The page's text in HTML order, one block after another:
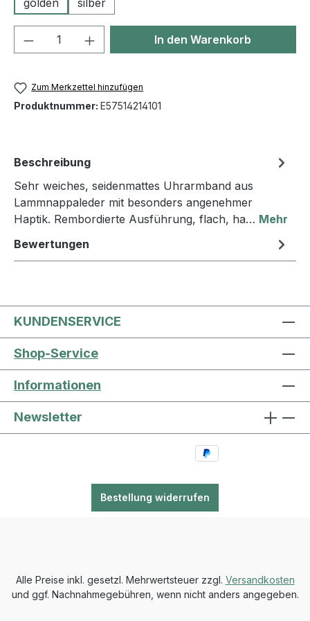
golden
silber
Produkt Anzahl: Gib denIn den Warenkorb
Zum Merkzettel hinzufügen
Produktnummer: E57514214101
Beschreibung
Sehr weiches, seidenmattes Uhrarmband aus
Lammnappaleder mit besonders angenehmer
Haptik. Rembordierte Ausführung, flach, ha… Mehr
Bewertungen
KUNDENSERVICE
Shop-Service
Informationen
Newsletter
Bestellung widerrufen
Alle Preise inkl. gesetzl. Mehrwertsteuer zzgl. Versandkosten
und ggf. Nachnahmegebühren, wenn nicht anders angegeben.